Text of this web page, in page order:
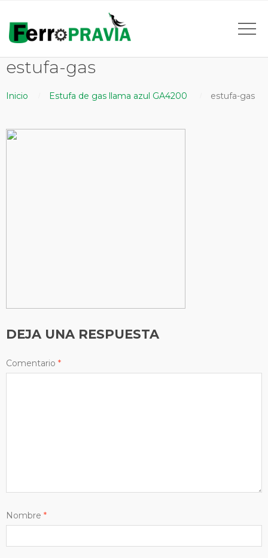
estufa-gas
Inicio Estufa de gas llama azul GA4200 estufa-gas
DEJA UNA RESPUESTA
Comentario *
Nombre *